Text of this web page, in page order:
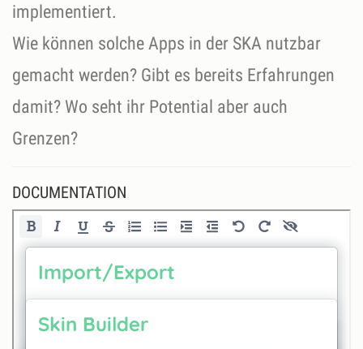
implementiert.
Wie können solche Apps in der SKA nutzbar
gemacht werden? Gibt es bereits Erfahrungen
damit? Wo seht ihr Potential aber auch
Grenzen?
DOCUMENTATION